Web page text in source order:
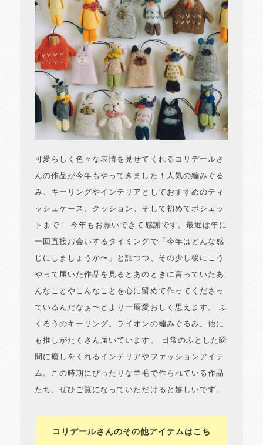
可愛らしく色々な表情を見せてくれるコリデールさ
んの作品が今年もやってきました！人気の編みぐる
み、キーリングやインテリアとしておすすめのティ
ッシュケース、クッション。そして初めてポシェッ
トまで！ 今年もお願いできて感謝です。最近は年に
一回直接お会いするタイミングで「今年はどんな感
じにしましょうか〜」と話つつ、その少し後にこう
やって届いた作品を見るとあのときに言っていたあ
んなことやこんなことを心に留めて作ってくださっ
ているんだなぁ〜とより一層愛おしく思えます。 ふ
くろうのキーリング。ライオンの編みぐるみ。他に
も推しがたくさん届いています。 日常のふとした瞬
間に癒しをくれるインテリアやファッションアイテ
ム。この時期にぴったりな羊毛で作られている作品
たち、ぜひご覧になっていただけると嬉しいです。
コリデールさんのその他アイテムはこち